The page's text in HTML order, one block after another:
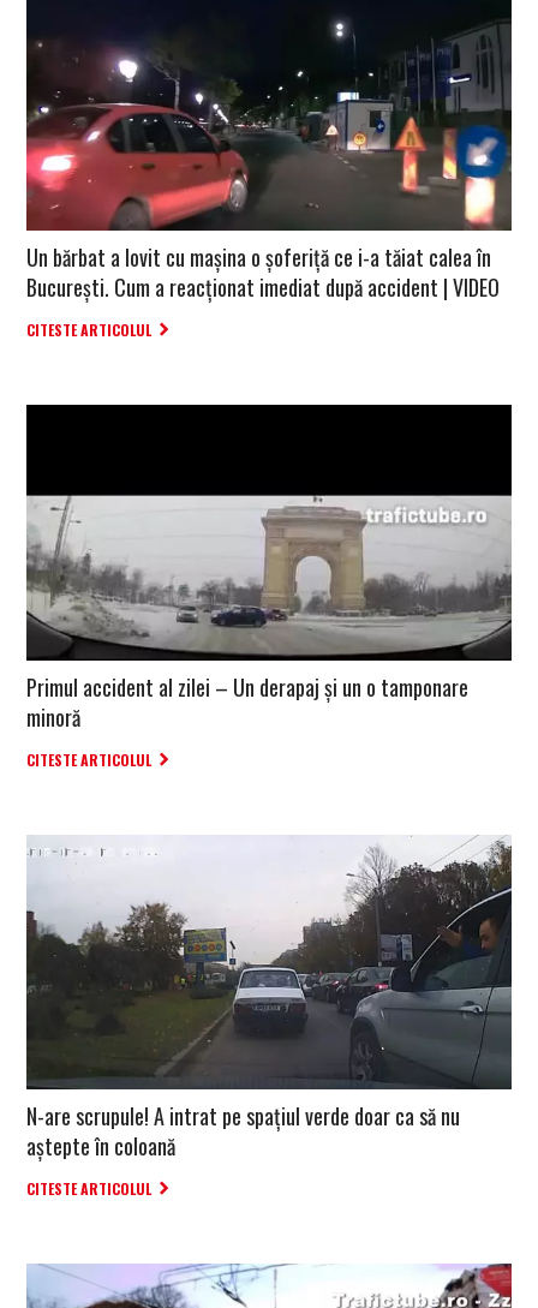
Un bărbat a lovit cu mașina o șoferiță ce i-a tăiat calea în
București. Cum a reacționat imediat după accident | VIDEO
CITESTE ARTICOLUL
Primul accident al zilei – Un derapaj și un o tamponare
minoră
CITESTE ARTICOLUL
N-are scrupule! A intrat pe spațiul verde doar ca să nu
aștepte în coloană
CITESTE ARTICOLUL